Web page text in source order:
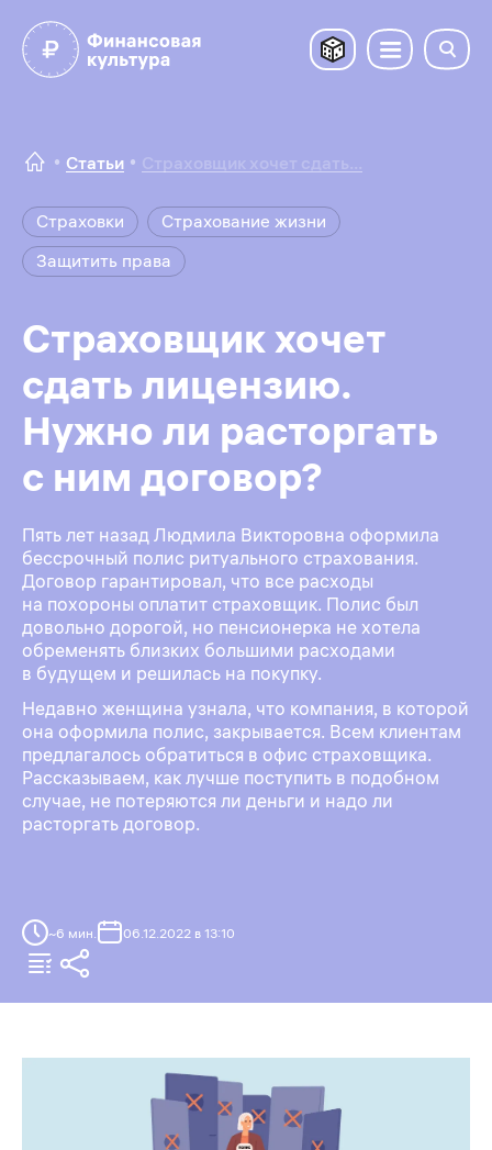
Статьи
Страховки
Страхование жизни
Защитить права
Страховщик хочет
сдать лицензию.
Нужно ли расторгать
с ним договор?
Пять лет назад Людмила Викторовна оформила
бессрочный полис ритуального страхования.
Договор гарантировал, что все расходы
на похороны оплатит страховщик. Полис был
довольно дорогой, но пенсионерка не хотела
обременять близких большими расходами
в будущем и решилась на покупку.
Недавно женщина узнала, что компания, в которой
она оформила полис, закрывается. Всем клиентам
предлагалось обратиться в офис страховщика.
Рассказываем, как лучше поступить в подобном
случае, не потеряются ли деньги и надо ли
расторгать договор.
~6 мин. 06.12.2022 в 13:10